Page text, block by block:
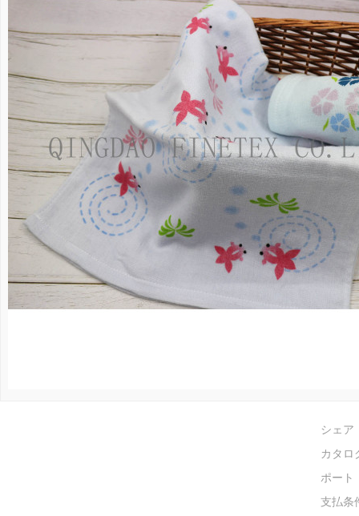
シェア
カタロ
ポート
支払条